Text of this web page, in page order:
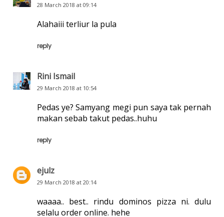
28 March 2018 at 09:14
Alahaiii terliur la pula
reply
Rini Ismail
29 March 2018 at 10:54
Pedas ye? Samyang megi pun saya tak pernah
makan sebab takut pedas..huhu
reply
ejulz
29 March 2018 at 20:14
waaaa.. best.. rindu dominos pizza ni. dulu
selalu order online. hehe